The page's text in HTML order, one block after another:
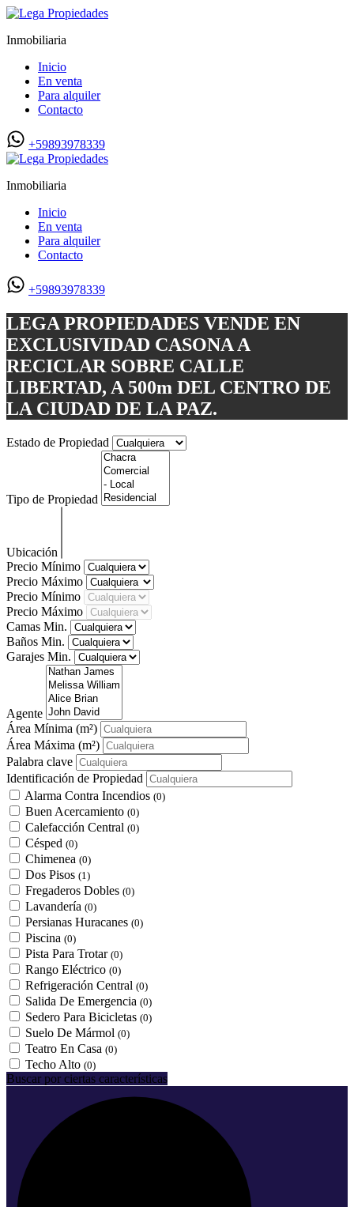
Inmobiliaria
Inicio
En venta
Para alquiler
Contacto
+59893978339
Inmobiliaria
Inicio
En venta
Para alquiler
Contacto
+59893978339
LEGA PROPIEDADES VENDE EN
EXCLUSIVIDAD CASONA A
RECICLAR SOBRE CALLE
LIBERTAD, A 500m DEL CENTRO DE
LA CIUDAD DE LA PAZ.
Estado de Propiedad
Tipo de Propiedad
Ubicación
Precio Mínimo
Precio Máximo
Precio Mínimo
Precio Máximo
Camas Min.
Baños Min.
Garajes Min.
Agente
Área Mínima (m²)
Área Máxima (m²)
Palabra clave
Identificación de Propiedad
Alarma Contra Incendios (0)
Buen Acercamiento (0)
Calefacción Central (0)
Césped (0)
Chimenea (0)
Dos Pisos (1)
Fregaderos Dobles (0)
Lavandería (0)
Persianas Huracanes (0)
Piscina (0)
Pista Para Trotar (0)
Rango Eléctrico (0)
Refrigeración Central (0)
Salida De Emergencia (0)
Sedero Para Bicicletas (0)
Suelo De Mármol (0)
Teatro En Casa (0)
Techo Alto (0)
Buscar por ciertas características